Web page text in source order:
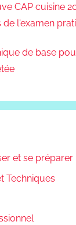
CAP cuisine
de l'examen
de base
et se préparer
Techniques